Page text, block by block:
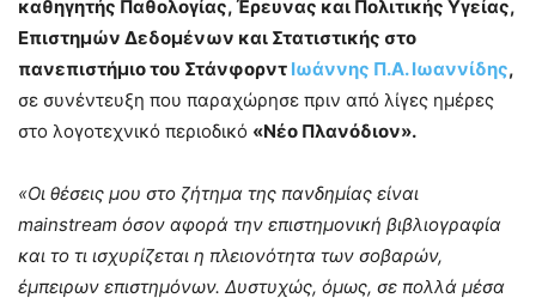
καθηγητής Παθολογίας, Έρευνας και Πολιτικής Υγείας,
Επιστημών Δεδομένων και Στατιστικής στο
πανεπιστήμιο του Στάνφορντ Ιωάννης Π.Α. Ιωαννίδης,
σε συνέντευξη που παραχώρησε πριν από λίγες ημέρες
στο λογοτεχνικό περιοδικό «Νέο Πλανόδιον».
«Οι θέσεις μου στο ζήτημα της πανδημίας είναι
mainstream όσον αφορά την επιστημονική βιβλιογραφία
και το τι ισχυρίζεται η πλειονότητα των σοβαρών,
έμπειρων επιστημόνων. Δυστυχώς, όμως, σε πολλά μέσα